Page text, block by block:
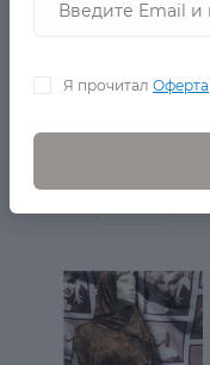
0
Я прочитал Оферта